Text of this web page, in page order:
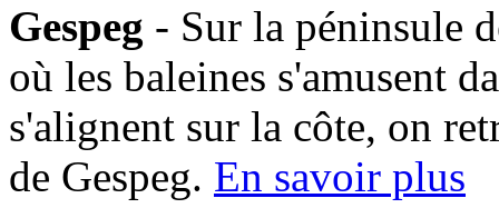
Gespeg - Sur la péninsule
où les baleines s'amusent
s'alignent sur la côte, on
de Gespeg. En savoir plus